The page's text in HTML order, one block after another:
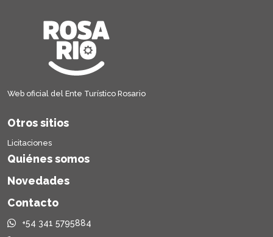
Web oficial del Ente Turístico Rosario
Otros sitios
Licitaciones
Quiénes somos
Novedades
Contacto
+54 341 5795884